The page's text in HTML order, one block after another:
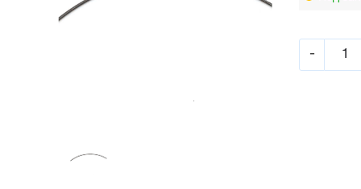
-